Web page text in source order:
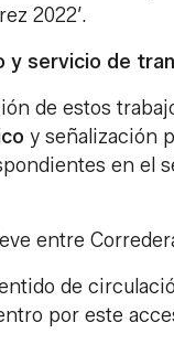
2022’.
y servicio de
de estos
y señalización
en el
entre
de
por este